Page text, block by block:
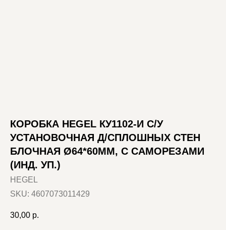
КОРОБКА HEGEL КУ1102-И С/У
УСТАНОВОЧНАЯ Д/СПЛОШНЫХ СТЕН
БЛОЧНАЯ Ø64*60ММ, С САМОРЕЗАМИ
(ИНД. УП.)
HEGEL
SKU: 4607073011429
30,00 р.